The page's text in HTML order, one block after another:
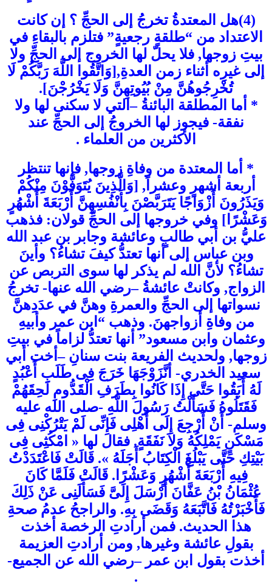
(4)هل المعتدةُ تخرجُ إلى الحجِّ ؟ إن كانت
الاعتداد من “طلقةٍ رجعيةٍ” فتلزم بالبقاءِ في
بيتِ زوجها, فلا يحلّ لها الخروج إلى الحجِّ ولا
إلى غيرِه أثناء زمن العدةِ,[وَاتَّقُوا اللَّهَ رَبَّكُمْ لَا
تُخْرِجُوهُنَّ مِنْ بُيُوتِهِنَّ وَلَا يَخْرُجْنَ].
* أما المطلقة البائنةُ –التي لا سكنى لها ولا
نفقة- فيجوز لها الخروجُ إلى الحجِّ عند
الأكثرين من العلماء .
* أما المعتدة من وفاةِ زوجها, فإنها تنتظر
أربعة أشهرٍ وعشراً, [وَالَّذِينَ يُتَوَفَّوْنَ مِنْكُمْ
وَيَذَرُونَ أَزْوَاجًا يَتَرَبَّصْنَ بِأَنْفُسِهِنَّ أَرْبَعَةَ أَشْهُرٍ
وَعَشْرًا] وفي خروجها إلى الحجِّ قولان: فذهب
عليُّ بن أبي طالبٍ وعائشة وجابر بن عبد الله
وبن عباس إلى أنها تعتدُّ كيفَ تشاءُ؟ وأينَ
تشاءُ؟ لأنَّ الله لم يذكر لها سوى التربص عن
الزواج, وكانتْ عائشةُ –رضي الله عنها- تخرجُ
نسواتها إلى الحجِّ والعمرةِ وهنَّ في عدَدِهنَّ
من وفاةِ أزواجهنَ. وذهب “ابن عمر وأبيهِ
وعثمان وابن مسعود” أنها تعتدُّ لزاماً في بيتِ
زوجها, ولحديث الفريعة بنت سنانِ –أخت أبي
سعيد الخدري- أنَّزَوْجَهَا خَرَجَ فِى طَلَبِ أَعْبُدٍ
لَهُ أَبَقُوا حَتَّى إِذَا كَانُوا بِطَرَفِ الْقَدُّومِ لَحِقَهُمْ
فَقَتَلُوهُ فَسَأَلْتُ رَسُولَ اللَّهِ -صلى الله عليه
وسلم- أَنْ أَرْجِعَ إِلَى أَهْلِى فَإِنِّى لَمْ يَتْرُكْنِى فِى
مَسْكَنٍ يَمْلِكُهُ وَلاَ نَفَقَةٍ. فقال لها « امْكُثِى فِى
بَيْتِكِ حَتَّى يَبْلُغَ الْكِتَابُ أَجَلَهُ ». قَالَتْ فَاعْتَدَدْتُ
فِيهِ أَرْبَعَةَ أَشْهُرٍ وَعَشْرًا. قَالَتْ فَلَمَّا كَانَ
عُثْمَانُ بْنُ عَفَّانَ أَرْسَلَ إِلَىَّ فَسَأَلَنِى عَنْ ذَلِكَ
فَأَخْبَرْتُهُ فَاتَّبَعَهُ وَقَضَى بِهِ. والراجحُ عدمُ صحةِ
هذا الحديث. فمن أرادتِ الرخصة أخذت
بقولِ عائشة وغيرها, ومن أرادتِ العزيمة
أخذت بقول ابن عمر –رضي الله عن الجميع-
.